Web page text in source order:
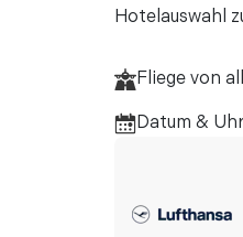
Hotelauswahl
Fliege von
Datum &